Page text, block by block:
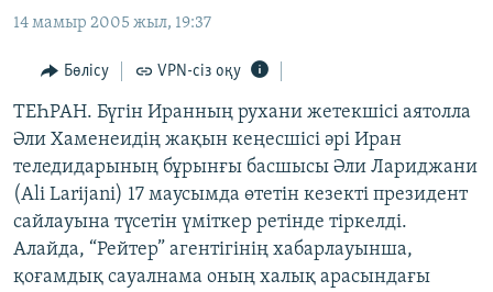
main
Navigation
Search
АДАМ ҚҰҚЫҚТАРЫ
ӘЛЕУМЕТ
ӘЛЕМ
АРНАЙЫ ЖОБАЛАР
Русский
ЖАЗЫЛЫҢЫЗ
14 мамыр 2005 жыл, 19:37
Бөлісу VPN-сіз оқу
ТЕҺРАН. Бүгін Иранның рухани жетекшісі аятолла
Әли Хаменеидің жақын кеңесшісі әрі Иран
теледидарының бұрынғы басшысы Әли Лариджани
(Ali Larijani) 17 маусымда өтетін кезекті президент
сайлауына түсетін үміткер ретінде тіркелді.
Алайда, “Рейтер” агентігінің хабарлауынша,
қоғамдық сауалнама оның халық арасындағы